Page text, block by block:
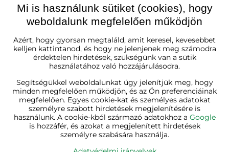
Mi is használunk sütiket (cookies), hogy
weboldalunk megfelelően működjön
Azért, hogy gyorsan megtaláld, amit keresel, kevesebbet
kelljen kattintanod, és hogy ne jelenjenek meg számodra
érdektelen hirdetések, szükségünk van a sütik
használatához való hozzájárulásodra.
Segítségükkel weboldalunkat úgy jelenítjük meg, hogy
minden megfelelően működjön, és az Ön preferenciáinak
megfelelően. Egyes cookie-kat és személyes adatokat
személyre szabott hirdetések megjelenítésére is
használunk. A cookie-kból származó adatokhoz a Google
is hozzáfér, és azokat a megjelenített hirdetések
személyre szabására használja.